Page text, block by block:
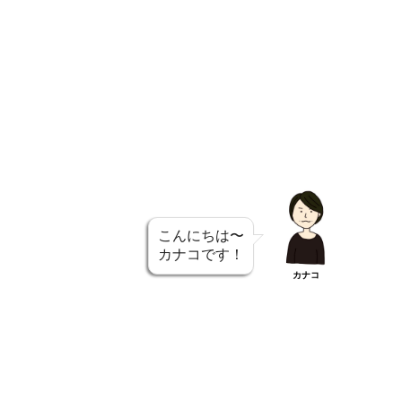
こんにちは〜
カナコです！
カナコ